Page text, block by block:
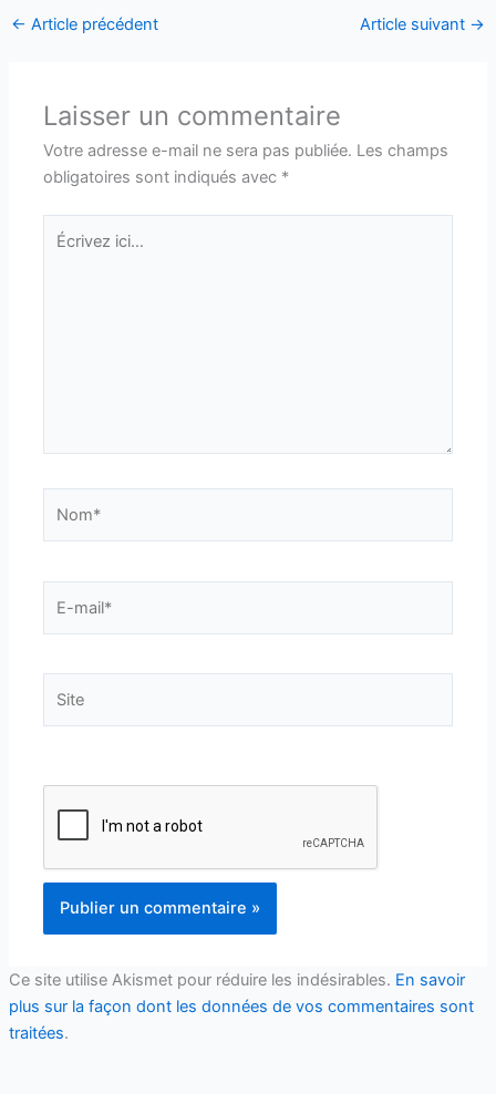
← Article précédent Article suivant →
Laisser un commentaire
Votre adresse e-mail ne sera pas publiée. Les champs
obligatoires sont indiqués avec *
Écrivez
ici…
mail*
Ce site utilise Akismet pour réduire les indésirables. En savoir
plus sur la façon dont les données de vos commentaires sont
traitées.